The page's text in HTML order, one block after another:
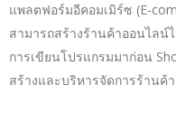
แพลตฟอร์มอีคอมเมิร์ซ (E-
สามารถสร้างร้านค้าออนไลน์
การเขียนโปรแกรมมาก่อน
สร้างและบริหารจัดการร้านค้